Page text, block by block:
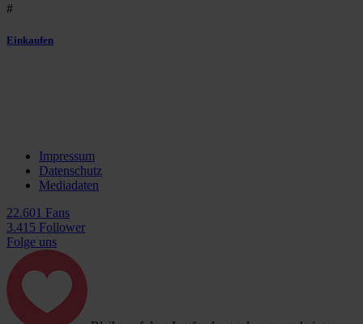
#
Einkaufen
Impressum
Datenschutz
Mediadaten
22.601 Fans
3.415 Follower
Folge uns